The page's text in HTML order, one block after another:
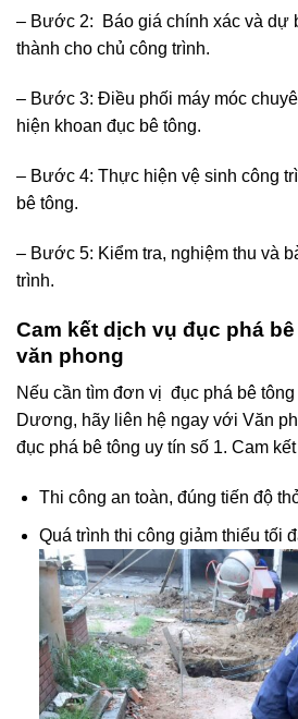
– Bước 2: Báo giá chính xác và dự
thành cho chủ công trình.
– Bước 3: Điều phối máy móc
hiện khoan đục bê tông.
– Bước 4: Thực hiện vệ sinh công
bê tông.
– Bước 5: Kiểm tra, nghiệm thu và
trình.
Cam kết dịch vụ đục phá
văn phong
Nếu cần tìm đơn vị đục phá bê
Dương, hãy liên hệ ngay với Văn
đục phá bê tông uy tín số 1. Cam
Thi công an toàn, đúng tiến độ
Quá trình thi công giảm thiểu tối